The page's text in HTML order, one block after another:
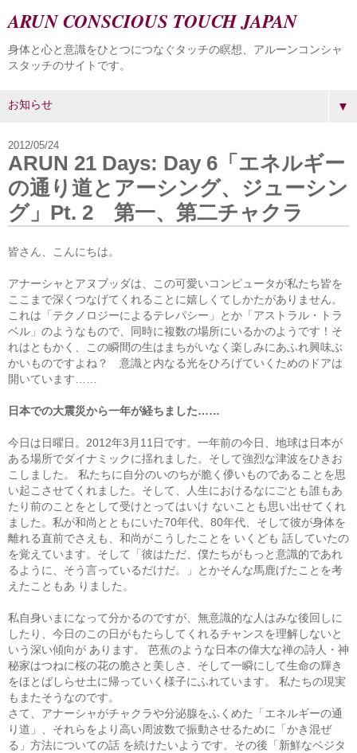
ARUN CONSCIOUS TOUCH JAPAN
身体と心と意識をひとつにつなぐタッチの瞑想、アルーンコンシャ
スタッチのサイトです。
▼
2012/05/24
ARUN 21 Days: Day 6「エネルギー
の通り道とアーシング、ジューシン
グ」Pt. 2 第一、第二チャクラ
皆さん、こんにちは。
アナーシャとアヌブッダは、この可愛いコンピュータが私たち皆を
ここまで深くつなげてくれることに嬉しくてしかたがありません。
これは「テクノロジーによるテレパシー」とか「アストラル・トラ
ベル」のようなもので、同時に複数の場所にいるかのようです！ そ
れはともかく、この瞬間の生はまちがいなく楽しみにあふれ興味ぶ
かいものですよね？ 意識と内なる光をひろげていくためのドアは
開いています……
日本での大震災から一年が経ちました……
今日は日曜日。2012年3月11日です。一年前の今日、地球は日本が
ある場所でダイナミックに揺れました。そして強烈な津波をひきお
こしました。 私たちに自分のいのちが脆く儚いものであることを思
い起こさせてくれました。そして、人生におけるなにごとも誰もあ
たり前のことをとして受けとってはいけ ないことも思い出せてくれ
ました。私が和尚とともにいた70年代、80年代、そして彼が身体を
離れる直前でさえも、和尚がこうしたことを いくども 話していたの
を覚えています。そして「彼はただ、僕たちがもっと意識的であれ
るように、そう言っているだけだ。」とかそんな馬鹿げたことを考
えたこともあ りました。
私自身いまになって分かるのですが、無意識的な人はみな後回しに
したり、今日のこの日がもたらしてくれるチャンスを理解しないと
いう深い傾向が あります。 芭蕉のような日本の偉大な禅の詩人・神
秘家はつねに桜の花の脆さと美しさ、そして一瞬にして生命の輝き
をほとばしらせ土に帰っていく様子にふれています。 私たちの現実
もまたそうなのです。
さて、アナーシャがチャクラや分泌腺をふくめた「エネルギーの通
り道」、それらをより高い周波数で振動させるために「かき混ぜ
る」方法についての話 を続けたいようです。その後「新鮮なベジタ